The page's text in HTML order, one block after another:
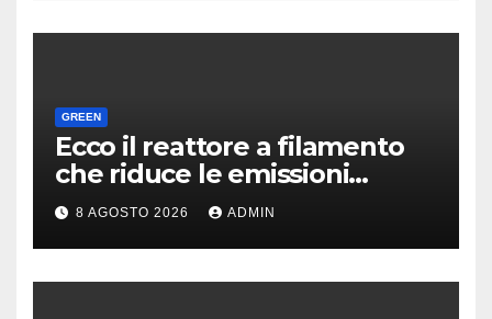
GREEN
Ecco il reattore a filamento
che riduce le emissioni
dell’industria chimica
8 AGOSTO 2026 ADMIN